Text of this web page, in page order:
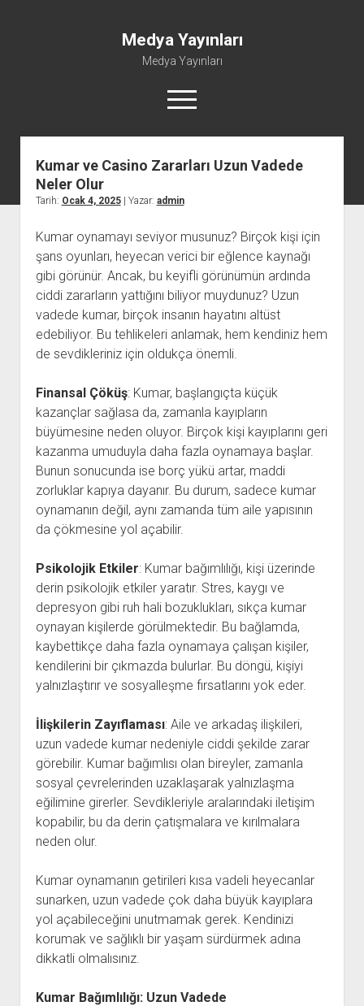
Medya Yayınları
Medya Yayınları
menüyü
aç
Instagram Beğeni Al
Shorts Abone Çoğaltma Hilesi Parasız
Şifresiz Spotify Takipçi Yükseltme
Kumar ve Casino Zararları Uzun Vadede
Neler Olur
Tarih: Ocak 4, 2025| Yazar: admin
Kumar oynamayı seviyor musunuz? Birçok kişi için
şans oyunları, heyecan verici bir eğlence kaynağı
gibi görünür. Ancak, bu keyifli görünümün ardında
ciddi zararların yattığını biliyor muydunuz? Uzun
vadede kumar, birçok insanın hayatını altüst
edebiliyor. Bu tehlikeleri anlamak, hem kendiniz hem
de sevdikleriniz için oldukça önemli.
Finansal Çöküş: Kumar, başlangıçta küçük
kazançlar sağlasa da, zamanla kayıpların
büyümesine neden oluyor. Birçok kişi kayıplarını geri
kazanma umuduyla daha fazla oynamaya başlar.
Bunun sonucunda ise borç yükü artar, maddi
zorluklar kapıya dayanır. Bu durum, sadece kumar
oynamanın değil, aynı zamanda tüm aile yapısının
da çökmesine yol açabilir.
Psikolojik Etkiler: Kumar bağımlılığı, kişi üzerinde
derin psikolojik etkiler yaratır. Stres, kaygı ve
depresyon gibi ruh hali bozuklukları, sıkça kumar
oynayan kişilerde görülmektedir. Bu bağlamda,
kaybettikçe daha fazla oynamaya çalışan kişiler,
kendilerini bir çıkmazda bulurlar. Bu döngü, kişiyi
yalnızlaştırır ve sosyalleşme fırsatlarını yok eder.
İlişkilerin Zayıflaması: Aile ve arkadaş ilişkileri,
uzun vadede kumar nedeniyle ciddi şekilde zarar
görebilir. Kumar bağımlısı olan bireyler, zamanla
sosyal çevrelerinden uzaklaşarak yalnızlaşma
eğilimine girerler. Sevdikleriyle aralarındaki iletişim
kopabilir, bu da derin çatışmalara ve kırılmalara
neden olur.
Kumar oynamanın getirileri kısa vadeli heyecanlar
sunarken, uzun vadede çok daha büyük kayıplara
yol açabileceğini unutmamak gerek. Kendinizi
korumak ve sağlıklı bir yaşam sürdürmek adına
dikkatli olmalısınız.
Kumar Bağımlılığı: Uzun Vadede